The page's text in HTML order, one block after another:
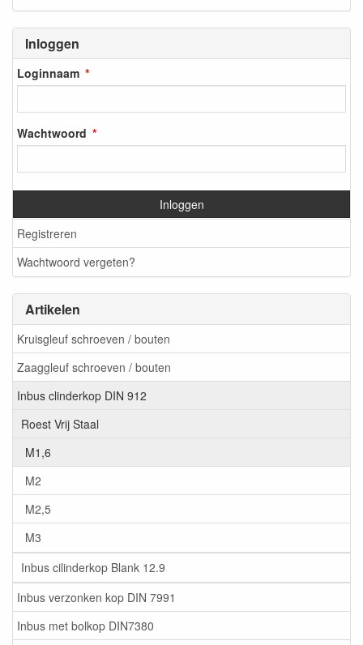
Inloggen
Loginnaam
Wachtwoord
Inloggen
Registreren
Wachtwoord vergeten?
Artikelen
Kruisgleuf schroeven / bouten
Zaaggleuf schroeven / bouten
Inbus clinderkop DIN 912
Roest Vrij Staal
M1,6
M2
M2,5
M3
Inbus cilinderkop Blank 12.9
Inbus verzonken kop DIN 7991
Inbus met bolkop DIN7380